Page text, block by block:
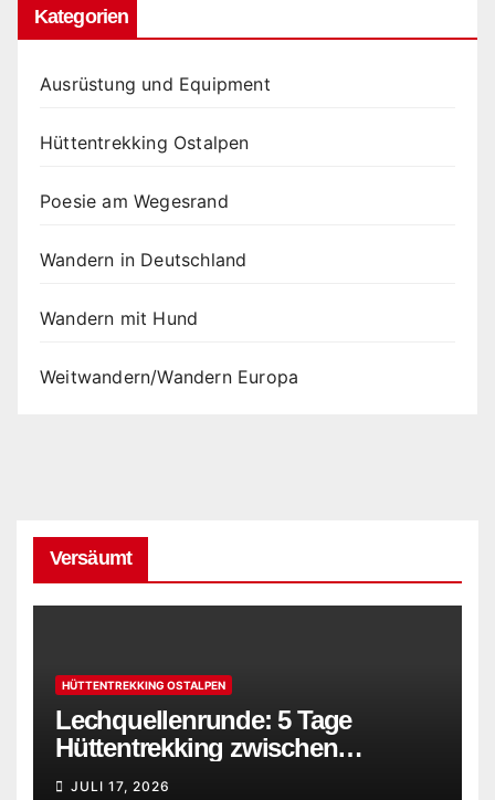
Kategorien
Ausrüstung und Equipment
Hüttentrekking Ostalpen
Poesie am Wegesrand
Wandern in Deutschland
Wandern mit Hund
Weitwandern/Wandern Europa
Versäumt
HÜTTENTREKKING OSTALPEN
Lechquellenrunde: 5 Tage
Hüttentrekking zwischen
Bregenzerwald und Lechtaler
JULI 17, 2026